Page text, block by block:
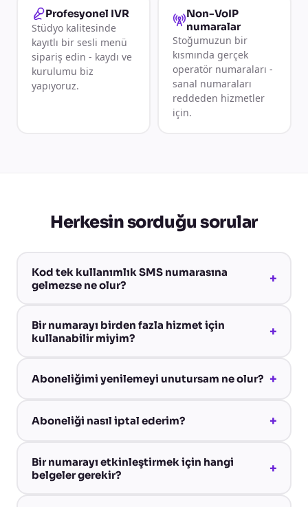
Profesyonel IVR
Stüdyo kalitesinde
kayıtlı bir sesli menü
sipariş edin - kaydı ve
kurulumu biz
yapıyoruz.
Non-VoIP
numaralar
Stoğumuzun bir
kısmında gerçek
operatör numaraları -
sanal numaraları
reddeden hizmetler
için.
Herkesin sorduğu sorular
Kod tek kullanımlık SMS numarasına
gelmezse ne olur?
+
Bir numarayı birden fazla hizmet için
kullanabilir miyim?
+
Aboneliğimi yenilemeyi unutursam ne olur? +
Aboneliği nasıl iptal ederim? +
Bir numarayı etkinleştirmek için hangi
belgeler gerekir?
+